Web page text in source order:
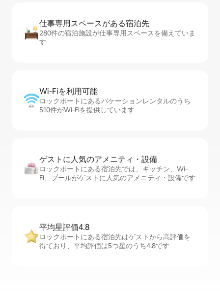
仕事専用ス⁠ペ⁠ー⁠スがあ⁠る宿⁠泊⁠先
280件の宿泊施設が仕事専用スペースを備えていま
す
Wi-Fiを利⁠用⁠可⁠能
ロックポートにあるバケーションレンタルのうち
510件がWi-Fiを提供しています
ゲストに人⁠気⁠のア⁠メ⁠ニ⁠テ⁠ィ・設⁠備
ロックポートにある宿泊先では、キッチン、Wi-
Fi、プールがゲストに人気のアメニティ・設備です
平均星評価4.8
ロックポートにある宿泊先はゲストから高評価を
得ており、平均評価は5つ星のうち4.8です